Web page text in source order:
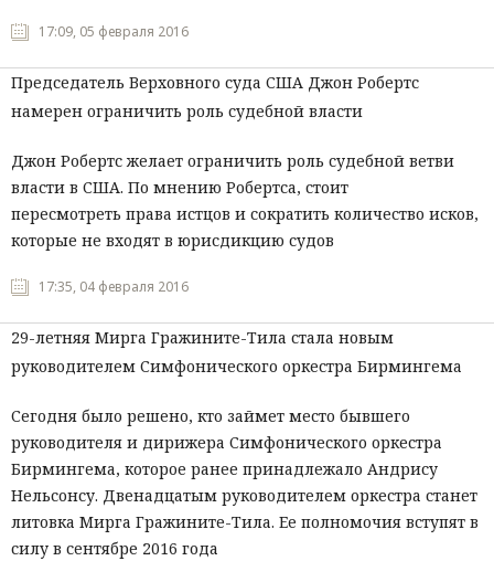
17:09, 05 февраля 2016
Председатель Верховного суда США Джон Робертс
намерен ограничить роль судебной власти
Джон Робертс желает ограничить роль судебной ветви
власти в США. По мнению Робертса, стоит
пересмотреть права истцов и сократить количество исков,
которые не входят в юрисдикцию судов
17:35, 04 февраля 2016
29-летняя Мирга Гражините-Тила стала новым
руководителем Симфонического оркестра Бирмингема
Сегодня было решено, кто займет место бывшего
руководителя и дирижера Симфонического оркестра
Бирмингема, которое ранее принадлежало Андрису
Нельсонсу. Двенадцатым руководителем оркестра станет
литовка Мирга Гражините-Тила. Ее полномочия вступят в
силу в сентябре 2016 года